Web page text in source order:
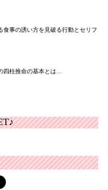
食事の誘い方を見破る行動とセリフ
四柱推命の基本とは…